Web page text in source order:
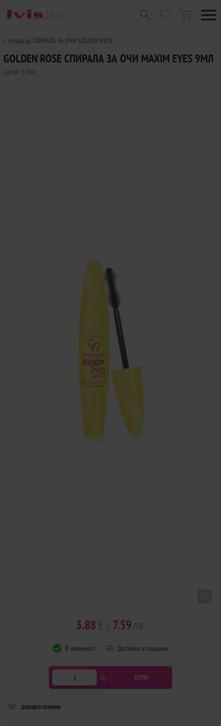
Назад до СПИРАЛА ЗА ОЧИ GOLDEN ROSE
GOLDEN ROSE СПИРАЛА ЗА ОЧИ MAXIM EYES 9МЛ
Арт.№: 57983
3.88 / 7.59
В наличност Доставка и плащане
бр. КУПИ
ДОБАВИ В ЛЮБИМИ